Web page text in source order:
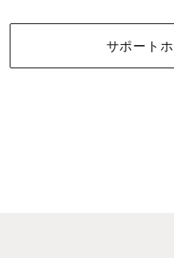
サポート